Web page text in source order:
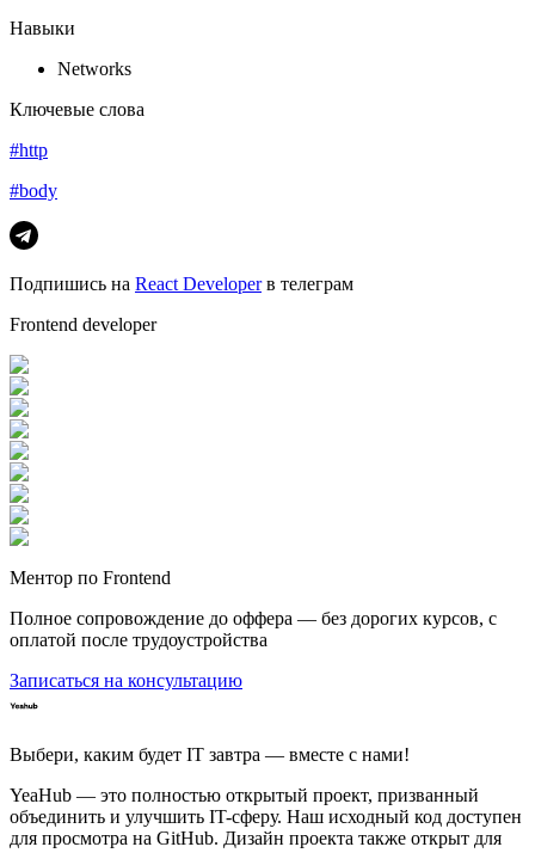
Навыки
Networks
Ключевые слова
#http
#body
Подпишись на React Developerв телеграм
Frontend developer
Ментор по Frontend
Полное сопровождение до оффера — без дорогих курсов, с
оплатой после трудоустройства
Записаться на консультацию
Выбери, каким будет IT завтра — вместе c нами!
YeaHub — это полностью открытый проект, призванный
объединить и улучшить IT-сферу. Наш исходный код доступен
для просмотра на GitHub. Дизайн проекта также открыт для